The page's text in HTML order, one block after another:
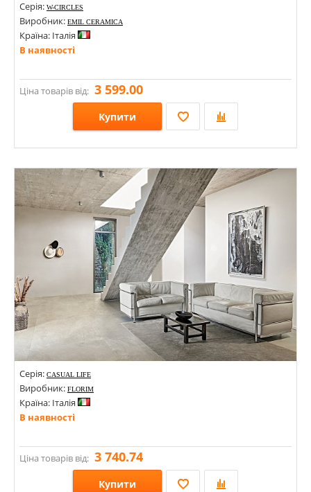
Серія: W-CIRCLES
Виробник: EMIL CERAMICA
Країна: Італія
В наявності
Ціна товарів від: 3 599.00
Купити
Розміри: 300х53х9;
Стилі: Під дерево;
Кольори:
Серія: CASUAL LIFE
Виробник: FLORIM
Країна: Італія
В наявності
Ціна товарів від: 3 740.74
Купити